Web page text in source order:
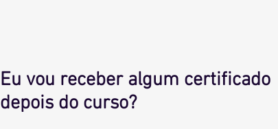
Eu vou receber algum certificado
depois do curso?